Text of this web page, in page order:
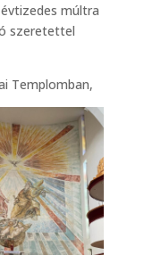
múltra
szeretettel
Templomban,